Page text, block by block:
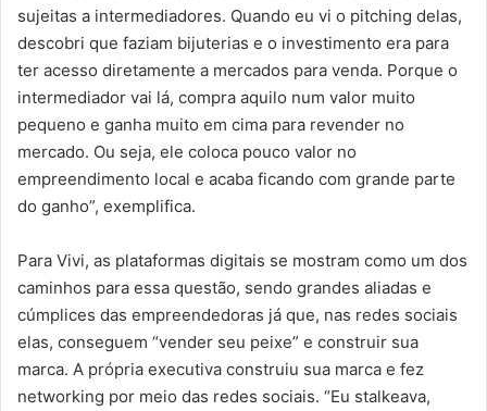
sujeitas a intermediadores. Quando eu vi o pitching delas,
descobri que faziam bijuterias e o investimento era para
ter acesso diretamente a mercados para venda. Porque o
intermediador vai lá, compra aquilo num valor muito
pequeno e ganha muito em cima para revender no
mercado. Ou seja, ele coloca pouco valor no
empreendimento local e acaba ficando com grande parte
do ganho”, exemplifica.
Para Vivi, as plataformas digitais se mostram como um dos
caminhos para essa questão, sendo grandes aliadas e
cúmplices das empreendedoras já que, nas redes sociais
elas, conseguem “vender seu peixe” e construir sua
marca. A própria executiva construiu sua marca e fez
networking por meio das redes sociais. “Eu stalkeava,